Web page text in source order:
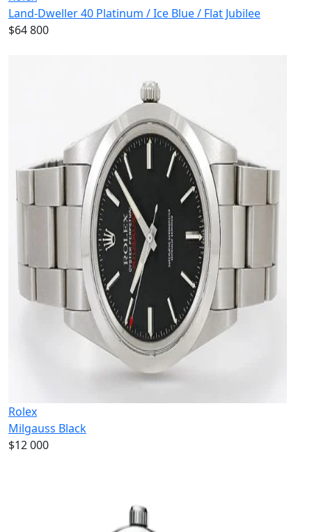
Land-Dweller 40 Platinum / Ice Blue / Flat Jubilee
$64 800
Rolex
Milgauss Black
$12 000